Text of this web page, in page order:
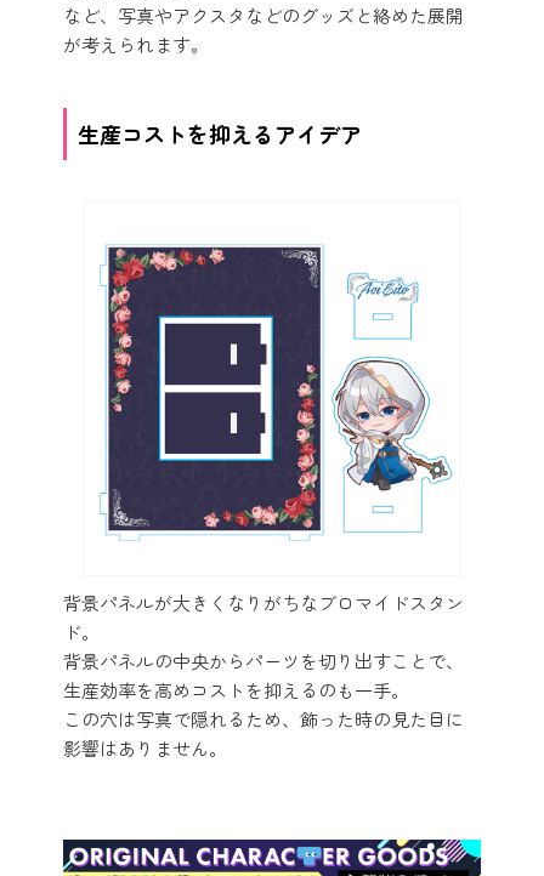
など、写真やアクスタなどのグッズと絡めた展開
が考えられます。
生産コストを抑えるアイデア
背景パネルが大きくなりがちなブロマイドスタン
ド。
背景パネルの中央からパーツを切り出すことで、
生産効率を高めコストを抑えるのも一手。
この穴は写真で隠れるため、飾った時の見た目に
影響はありません。